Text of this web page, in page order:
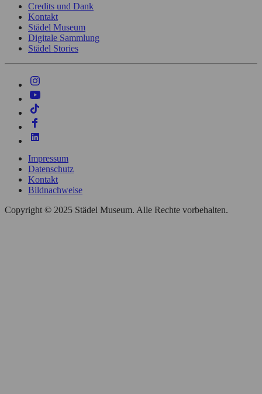
Credits und Dank
Kontakt
Städel Museum
Digitale Sammlung
Städel Stories
Impressum
Datenschutz
Kontakt
Bildnachweise
Copyright © 2025 Städel Museum. Alle Rechte vorbehalten.